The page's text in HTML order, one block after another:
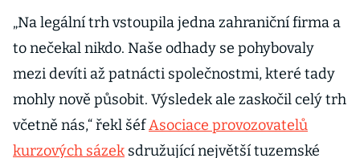
„Na legální trh vstoupila jedna zahraniční firma a
to nečekal nikdo. Naše odhady se pohybovaly
mezi devíti až patnácti společnostmi, které tady
mohly nově působit. Výsledek ale zaskočil celý trh
včetně nás,“ řekl šéfAsociace provozovatelů
kurzových sázek sdružující největší tuzemské